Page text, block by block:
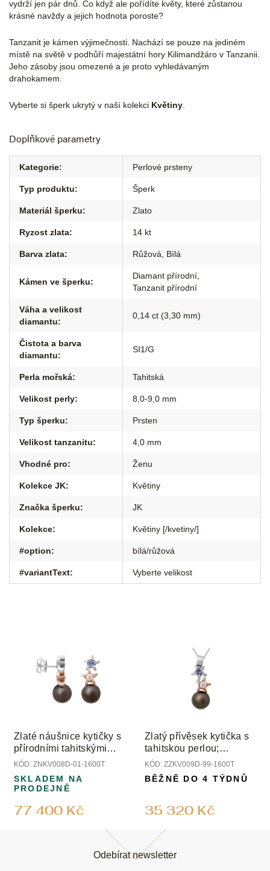
vydrží jen pár dnů. Co když ale pořídíte květy, které zůstanou
krásné navždy a jejich hodnota poroste?
Tanzanit je kámen výjimečnosti. Nachází se pouze na jediném
místě na světě v podhůří majestátní hory Kilimandžáro v Tanzanii.
Jeho zásoby jsou omezené a je proto vyhledávaným
drahokamem.
Vyberte si šperk ukrytý v naší kolekci Květiny
Doplňkové parametry
Kategorie: Perlové prsteny
Typ produktu: Šperk
Materiál šperku: Zlato
Ryzost zlata: 14 kt
Barva zlata: Růžová Bílá
Kámen ve šperku:
Diamant přírodní
Tanzanit přírodní
Váha a velikost
diamantu:
0,14 ct (3,30 mm)
Čistota a barva
diamantu:
SI1/G
Perla mořská: Tahitská
Velikost perly: 8,0-9,0 mm
Typ šperku: Prsten
Velikost tanzanitu: 4,0 mm
Vhodné pro: Ženu
Kolekce JK: Květiny
Značka šperku: JK
Kolekce: Květiny [/kvetiny/]
#option: bílá/růžová
#variantText: Vyberte velikost
Zlaté náušnice kytičky s
přírodními tahitskými
perlami; tanzanity a
KÓD: ZNKV008D-01-1600T
77 400 Kč
SKLADEM NA
PRODEJNĚ
Zlatý přívěsek kytička s
tahitskou perlou;
tanzanitem a diamantem
KÓD: ZZKV009D-99-1600T
35 320 Kč
BĚŽNĚ DO 4 TÝDNŮ
Odebírat newsletter